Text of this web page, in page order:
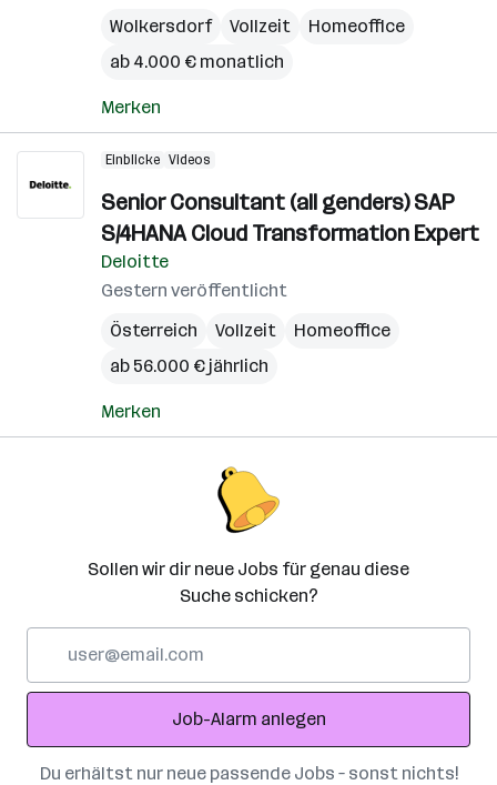
Wolkersdorf
Vollzeit
Homeoffice
ab 4.000 € monatlich
Merken
Einblicke Videos
Senior Consultant (all genders) SAP
S/4HANA Cloud Transformation Expert
Deloitte
Gestern veröffentlicht
Österreich
Vollzeit
Homeoffice
ab 56.000 € jährlich
Merken
Sollen wir dir neue Jobs für genau diese
Suche schicken?
Adresse
Job-Alarm anlegen
Du erhältst nur neue passende Jobs – sonst nichts!